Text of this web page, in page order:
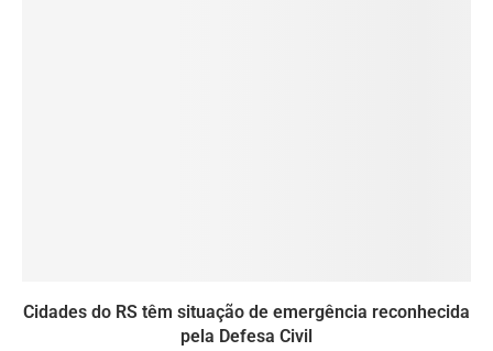
Cidades do RS têm situação de emergência reconhecida
pela Defesa Civil